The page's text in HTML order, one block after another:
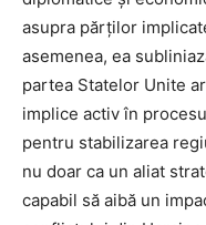
asupra părților
asemenea, ea
partea Statelor Unite
implice activ în
pentru stabilizarea
nu doar ca un aliat
capabil să aibă un